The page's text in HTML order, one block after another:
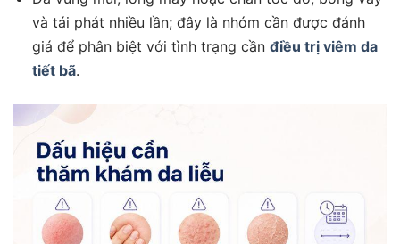
và tái phát nhiều lần; đây là nhóm cần được đánh
giá để phân biệt với tình trạng cần điều trị viêm da
tiết bã.